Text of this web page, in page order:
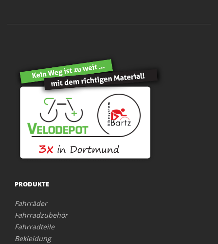
PRODUKTE
Fahrräder
Fahrradzubehör
Fahrradteile
Bekleidung